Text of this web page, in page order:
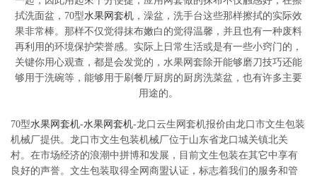
拭洗面盆，70型水果网套机 ，澡盆，洗手台这些那样擦拭的实际效
果非常棒。那样不仅觉得抹布嫩白的觉得温馨，并且也有一种废料
再利用的环境保护荣誉感。实际上日常生活或是有一些小窍门的，
关键你用心观查，都是会发觉的，水果网套除开能够磨刀技巧还能
够用于洗碗等，能够用于刷餐厅厨房的厨房洗菜盆，也有许多主要
用途的。
70型水果网套机-水果网套机-龙口云生网套机报价由龙口市文生包装
机械厂提供。龙口市文生包装机械厂位于山东省龙口城关镇北关
村。在市场经济的浪潮中拼博和发展，目前文生包装在其它中享有
良好的声誉。文生包装取得全网商盟认证，标志着我们的服务和管